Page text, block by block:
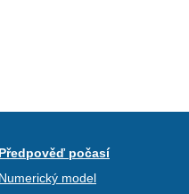
Předpověď počasí
Numerický model